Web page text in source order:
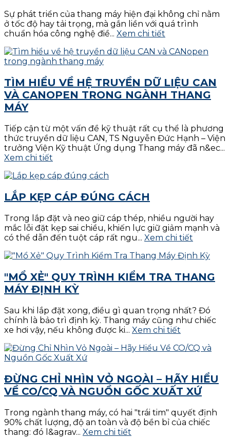
Sự phát triển của thang máy hiện đại không chỉ nằm
ở tốc độ hay tải trọng, mà gắn liền với quá trình
chuẩn hóa công nghệ điề... Xem chi tiết
TÌM HIỂU VỀ HỆ TRUYỀN DỮ LIỆU CAN
VÀ CANOPEN TRONG NGÀNH THANG
MÁY
Tiếp cận từ một vấn đề kỹ thuật rất cụ thể là phương
thức truyền dữ liệu CAN, TS Nguyễn Đức Hạnh – Viện
trưởng Viện Kỹ thuật Ứng dụng Thang máy đã n&ec...
Xem chi tiết
LẮP KẸP CÁP ĐÚNG CÁCH
Trong lắp đặt và neo giữ cáp thép, nhiều người hay
mắc lỗi đặt kẹp sai chiều, khiến lực giữ giảm mạnh và
có thể dẫn đến tuột cáp rất ngu... Xem chi tiết
"MỔ XẺ" QUY TRÌNH KIỂM TRA THANG
MÁY ĐỊNH KỲ
Sau khi lắp đặt xong, điều gì quan trọng nhất? Đó
chính là bảo trì định kỳ. Thang máy cũng như chiếc
xe hơi vậy, nếu không được ki... Xem chi tiết
ĐỪNG CHỈ NHÌN VỎ NGOÀI – HÃY HIỂU
VỀ CO/CQ VÀ NGUỒN GỐC XUẤT XỨ
Trong ngành thang máy, có hai "trái tim" quyết định
90% chất lượng, độ an toàn và độ bền bỉ của chiếc
thang: đó l&agrav... Xem chi tiết